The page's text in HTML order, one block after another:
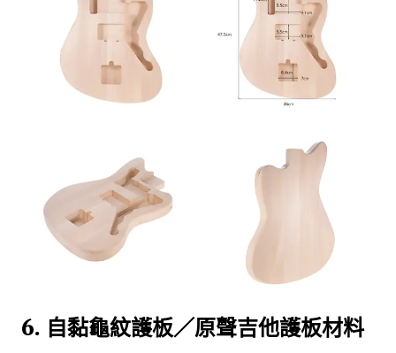
6. 自黏龜紋護板／原聲吉他護板材料